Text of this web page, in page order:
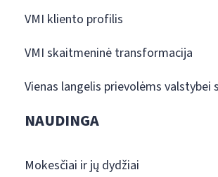
VMI kliento profilis
VMI skaitmeninė transformacija
Vienas langelis prievolėms valstybei
NAUDINGA
Mokesčiai ir jų dydžiai